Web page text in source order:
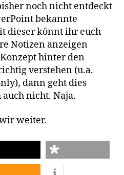
noch nicht entdeckt
bekannte
dieser könnt ihr euch
Notizen anzeigen
hinter den
verstehen (u.a.
dann geht dies
nicht. Naja.
weiter.
teilen